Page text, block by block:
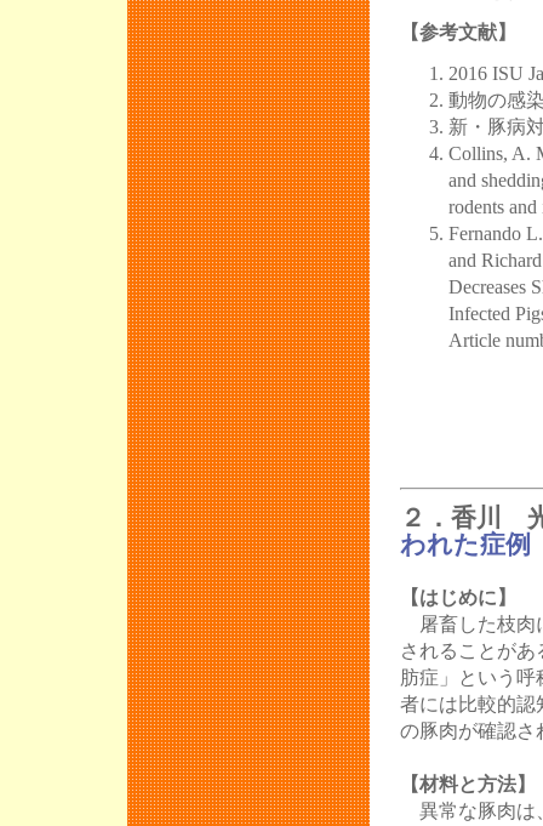
【参考文献】
2016 ISU
動物の感
新・豚病
Collins, A.
and
rodents
Fernando
and
Decreases
Infected
Article
２．香川
われた症例
【はじめに】
屠畜した枝肉
されることが
肪症」という
者には比較的認
の豚肉が確認さ
【材料と方法】
異常な豚肉は